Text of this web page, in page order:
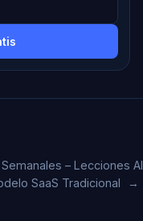
– Lecciones AI
SaaS Tradicional
→